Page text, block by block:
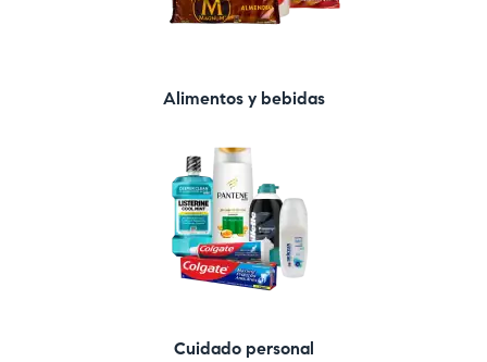
Alimentos y bebidas
Cuidado personal